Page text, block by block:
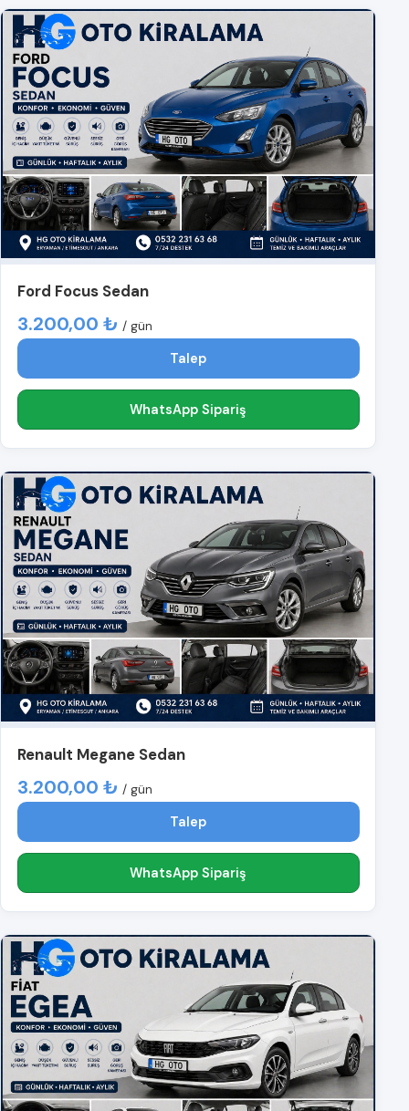
Ford Focus Sedan
3.200,00 ₺ / gün
Talep
WhatsApp Sipariş
Renault Megane Sedan
3.200,00 ₺ / gün
Talep
WhatsApp Sipariş